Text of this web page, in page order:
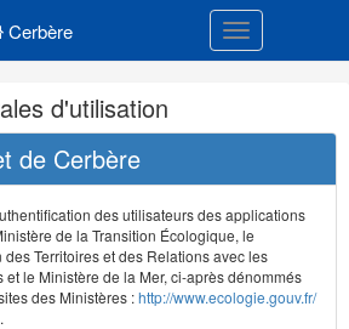
Cerbère Toggle
d'utilisation
de Cerbère
des utilisateurs des applications
de la Transition Écologique, le
Territoires et des Relations avec les
le Ministère de la Mer, ci-après dénommés
des Ministères :http://www.ecologie.gouv.fr/